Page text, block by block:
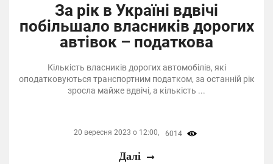
За рік в Україні вдвічі
побільшало власників дорогих
автівок – податкова
Кількість власників дорогих автомобілів, які
оподатковуються транспортним податком, за останній рік
зросла майже вдвічі, а кількість ...
20 вересня 2023 о 12:00, 6014
Далі